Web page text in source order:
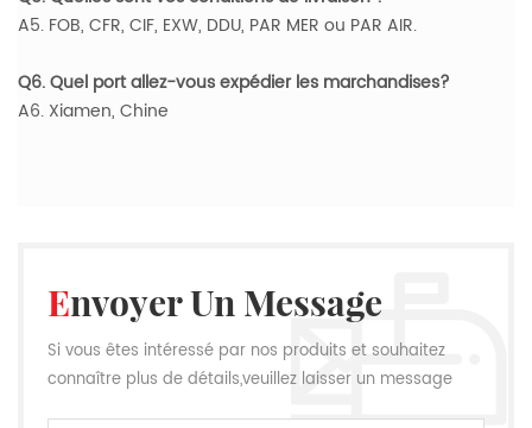
A5. FOB, CFR, CIF, EXW, DDU, PAR MER ou PAR AIR.
Q6. Quel port allez-vous expédier les marchandises?
A6. Xiamen, Chine
Envoyer Un Message
Si vous êtes intéressé par nos produits et souhaitez
connaître plus de détails,veuillez laisser un message